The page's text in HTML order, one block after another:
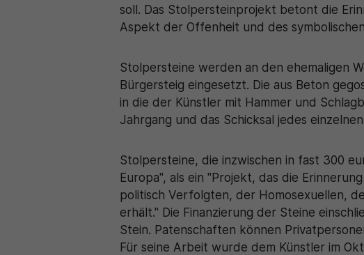
soll. Das Stolpersteinprojekt betont die
Aspekt der Offenheit und des
Stolpersteine werden an den ehemaligen
Bürgersteig eingesetzt. Die aus Beton
in die der Künstler mit Hammer und
Jahrgang und das Schicksal jedes
Stolpersteine, die inzwischen in fast 300
Europa", als ein "Projekt, das die
politisch Verfolgten, der Homosexuellen,
erhält." Die Finanzierung der Steine
Stein. Patenschaften können
Für seine Arbeit wurde dem Künstler im